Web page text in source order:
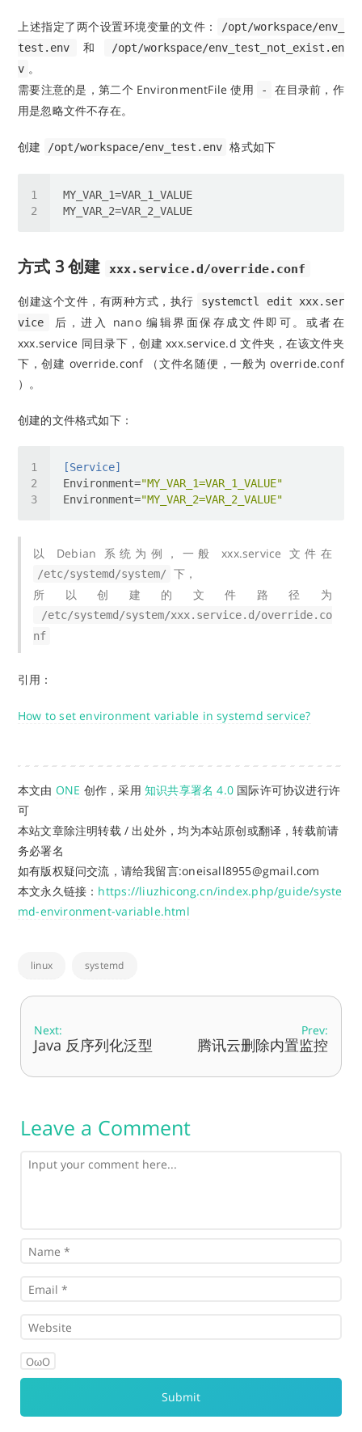
上述指定了两个设置环境变量的文件：
/opt/workspace/env_
test.env
和
/opt/workspace/env_test_not_exist.en
v 。
需要注意的是，第二个 EnvironmentFile 使用
-
在目录前，作
用是忽略文件不存在。
创建 /opt/workspace/env_test.env 格式如下
方式 3 创建 xxx.service.d/override.conf
创建这个文件，有两种方式，执行
systemctl edit xxx.ser
vice
后，进入 nano 编辑界面保存成文件即可。或者在
xxx.service 同目录下，创建 xxx.service.d 文件夹，在该文件夹
下，创建 override.conf （文件名随便，一般为 override.conf
）。
创建的文件格式如下：
[Service]
Environment="MY_VAR_1=VAR_1_VALUE"
Environment="MY_VAR_2=VAR_2_VALUE"
以 Debian 系统为例，一般 xxx.service 文件在
/etc/systemd/system/
下，
所以创建的文件路径为
/etc/systemd/system/xxx.service.d/override.co
nf
引用：
How to set environment variable in systemd service?
本文由 ONE 创作，采用 知识共享署名 4.0 国际许可协议进行许
可
本站文章除注明转载 / 出处外，均为本站原创或翻译，转载前请
务必署名
如有版权疑问交流，请给我留言:oneisall8955@gmail.com
本文永久链接： https://liuzhicong.cn/index.php/guide/syste
md-environment-variable.html
linux systemd
Next:
Java 反序列化泛型
Prev:
腾讯云删除内置监控
Leave a Comment
OωO